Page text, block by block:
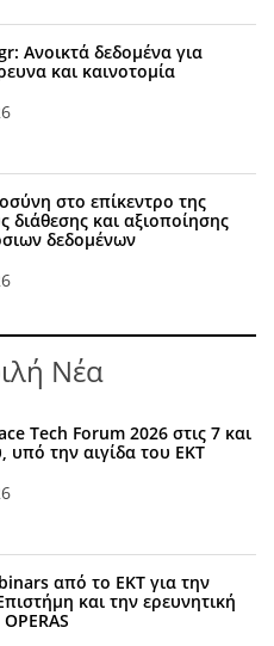
Ανοικτά δεδομένα για
και καινοτομία
στο επίκεντρο της
διάθεσης και αξιοποίησης
δεδομένων
Νέα
Tech Forum 2026 στις 7 και
υπό την αιγίδα του ΕΚΤ
από το ΕΚΤ για την
και την ερευνητική